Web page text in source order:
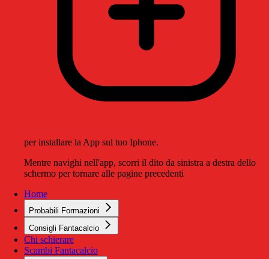
per installare la App sul tuo Iphone.
Mentre navighi nell'app, scorri il dito da sinistra a destra dello
schermo per tornare alle pagine precedenti
Home
Probabili Formazioni
Consigli Fantacalcio
Chi schierare
Scambi Fantacalcio